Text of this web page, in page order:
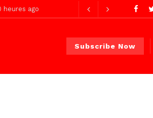
heures ago
Subscribe Now